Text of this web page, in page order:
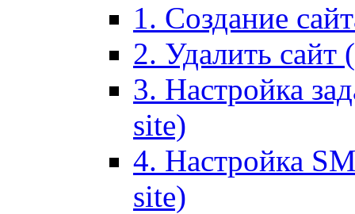
1. Создание
2. Удалить сайт
3. Настройка
site)
4. Настройка
site)